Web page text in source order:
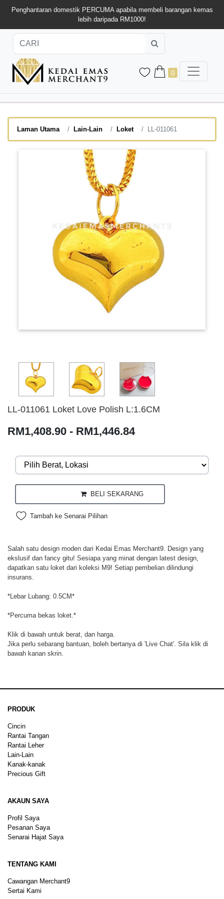
Penghantaran domestik PERCUMA apabila membeli barangan kemas
lebih daripada RM1000!
0
Laman Utama Lain-Lain Loket LL-011061
LL-011061 Loket Love Polish L:1.6CM
RM1,408.90 - RM1,446.84
BELI SEKARANG
Tambah ke Senarai Pilihan
Salah satu design moden dari Kedai Emas Merchant9. Design yang
ekslusif dan fancy gitu! Sesiapa yang minat dengan latest design,
dapatkan satu loket dari koleksi M9! Setiap pembelian dilindungi
insurans.
*Lebar Lubang: 0.5CM*
*Percuma bekas loket.*
Klik di bawah untuk berat, dan harga.
Jika perlu sebarang bantuan, boleh bertanya di 'Live Chat'. Sila klik di
bawah kanan skrin.
PRODUK
Cincin
Rantai Tangan
Rantai Leher
Lain-Lain
Kanak-kanak
Precious Gift
AKAUN SAYA
Profil Saya
Pesanan Saya
Senarai Hajat Saya
TENTANG KAMI
Cawangan Merchant9
Sertai Kami